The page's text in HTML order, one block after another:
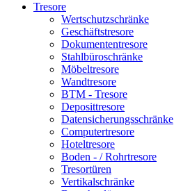
Tresore
Wertschutzschränke
Geschäftstresore
Dokumententresore
Stahlbüroschränke
Möbeltresore
Wandtresore
BTM - Tresore
Deposittresore
Datensicherungsschränke
Computertresore
Hoteltresore
Boden - / Rohrtresore
Tresortüren
Vertikalschränke